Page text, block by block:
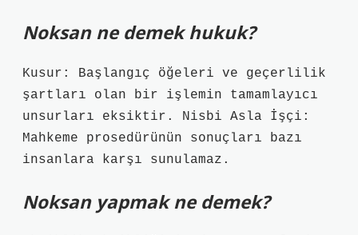
Noksan ne demek hukuk?
Kusur: Başlangıç ​​öğeleri ve geçerlilik
şartları olan bir işlemin tamamlayıcı
unsurları eksiktir. Nisbi Asla İşçi:
Mahkeme prosedürünün sonuçları bazı
insanlara karşı sunulamaz.
Noksan yapmak ne demek?